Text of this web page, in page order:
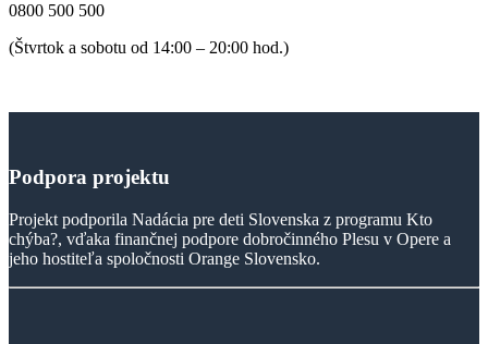
0800 500 500
(Štvrtok a sobotu od 14:00 – 20:00 hod.)
Podpora projektu
Projekt podporila Nadácia pre deti Slovenska z programu Kto
chýba?, vďaka finančnej podpore dobročinného Plesu v Opere a
jeho hostiteľa spoločnosti Orange Slovensko.